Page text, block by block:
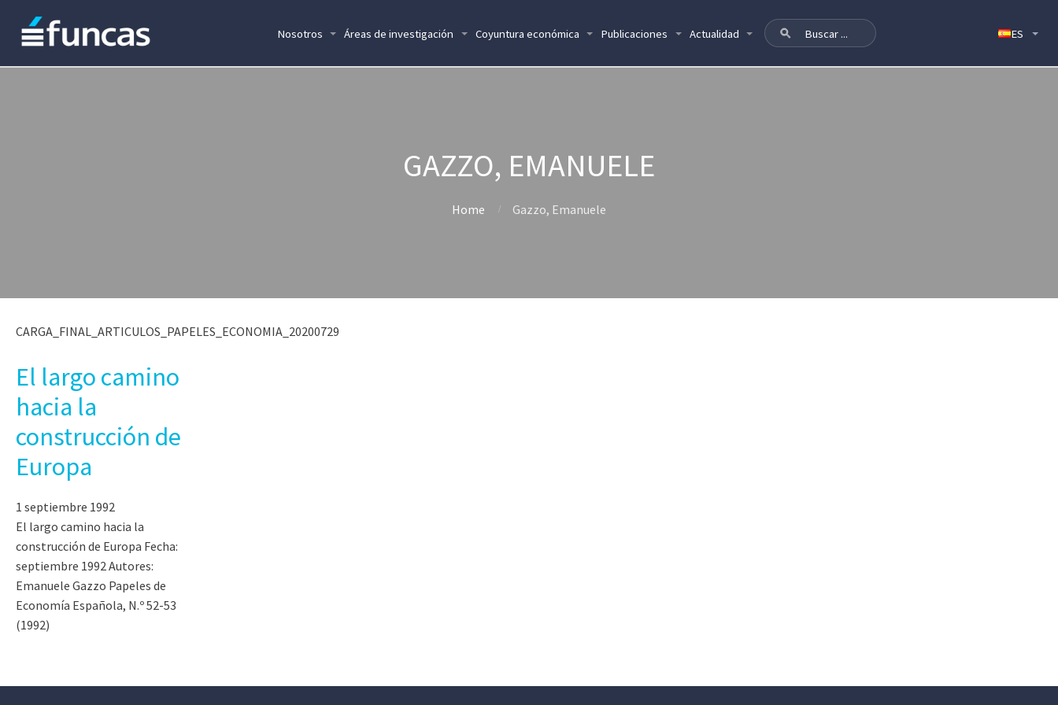
Nosotros Áreas de investigación Coyuntura económica Publicaciones Actualidad
GAZZO, EMANUELE
Home Gazzo, Emanuele
CARGA_FINAL_ARTICULOS_PAPELES_ECONOMIA_20200729
El largo camino
hacia la
construcción de
Europa
1 septiembre 1992
El largo camino hacia la
construcción de Europa Fecha:
septiembre 1992 Autores:
Emanuele Gazzo Papeles de
Economía Española, N.º 52-53
(1992)